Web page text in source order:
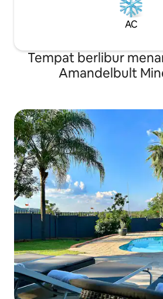
AC
Tempat berlibur
Amandelbult